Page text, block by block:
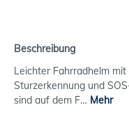
Beschreibung
Leichter Fahrradhelm
Sturzerkennung und
sind auf dem F… Mehr